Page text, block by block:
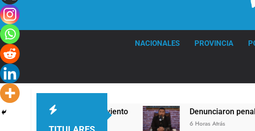
NACIONALES PROVINCIA
ráfagas de viento Denunciaron penalmente al
6 Horas Atrás